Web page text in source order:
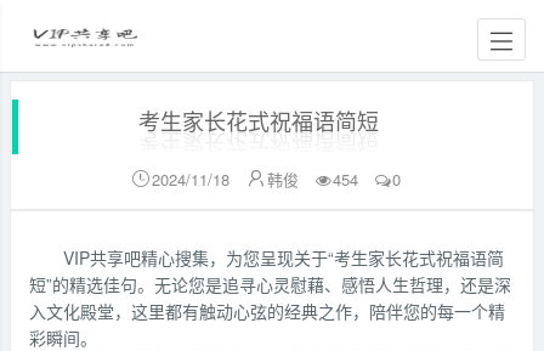
考生家长花式祝福语简短
2024/11/18 韩俊 454 0
VIP共享吧精心搜集，为您呈现关于“考生家长花式祝福语简
短”的精选佳句。无论您是追寻心灵慰藉、感悟人生哲理，还是深
入文化殿堂，这里都有触动心弦的经典之作，陪伴您的每一个精
彩瞬间。